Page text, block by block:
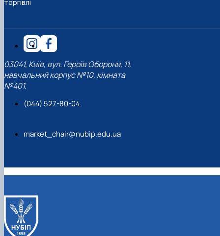
торгівлі
03041, Київ, вул. Героїв Оборони, 11,
навчальний корпус №10, кімната
№401.
(044) 527-80-04
market_chair@nubip.edu.ua